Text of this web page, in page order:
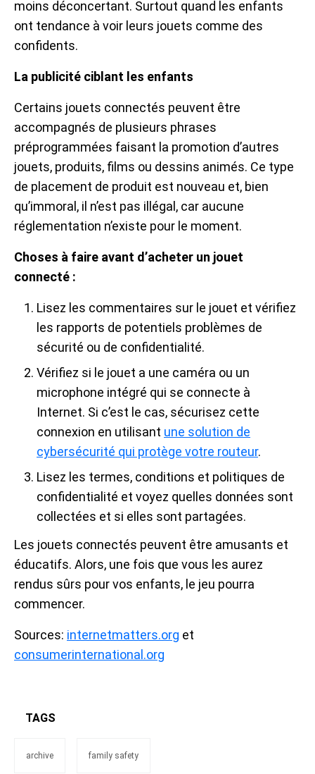
moins déconcertant. Surtout quand les enfants
ont tendance à voir leurs jouets comme des
confidents.
La publicité ciblant les enfants
Certains jouets connectés peuvent être
accompagnés de plusieurs phrases
préprogrammées faisant la promotion d’autres
jouets, produits, films ou dessins animés. Ce type
de placement de produit est nouveau et, bien
qu’immoral, il n’est pas illégal, car aucune
réglementation n’existe pour le moment.
Choses à faire avant d’acheter un jouet
connecté :
Lisez les commentaires sur le jouet et vérifiez
les rapports de potentiels problèmes de
sécurité ou de confidentialité.
Vérifiez si le jouet a une caméra ou un
microphone intégré qui se connecte à
Internet. Si c’est le cas, sécurisez cette
connexion en utilisant une solution de
cybersécurité qui protège votre routeur.
Lisez les termes, conditions et politiques de
confidentialité et voyez quelles données sont
collectées et si elles sont partagées.
Les jouets connectés peuvent être amusants et
éducatifs. Alors, une fois que vous les aurez
rendus sûrs pour vos enfants, le jeu pourra
commencer.
Sources: internetmatters.org et
consumerinternational.org
TAGS
archive family safety